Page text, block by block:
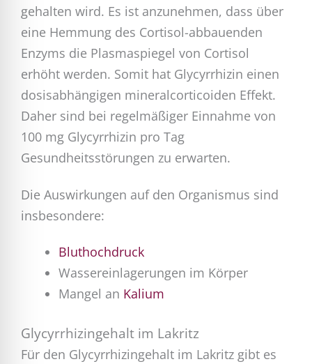
gehalten wird. Es ist anzunehmen, dass über
eine Hemmung des Cortisol-abbauenden
Enzyms die Plasmaspiegel von Cortisol
erhöht werden. Somit hat Glycyrrhizin einen
dosisabhängigen mineralcorticoiden Effekt.
Daher sind bei regelmäßiger Einnahme von
100 mg Glycyrrhizin pro Tag
Gesundheitsstörungen zu erwarten.
Die Auswirkungen auf den Organismus sind
insbesondere:
Bluthochdruck
Wassereinlagerungen im Körper
Mangel an Kalium
Glycyrrhizingehalt im Lakritz
Für den Glycyrrhizingehalt im Lakritz gibt es